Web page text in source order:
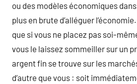
ou des modèles économiques
plus en brute d’alléguer
que si vous ne placez pas soi-
vous le laissez sommeiller sur un
argent fin se trouve sur les
d’autre que vous : soit